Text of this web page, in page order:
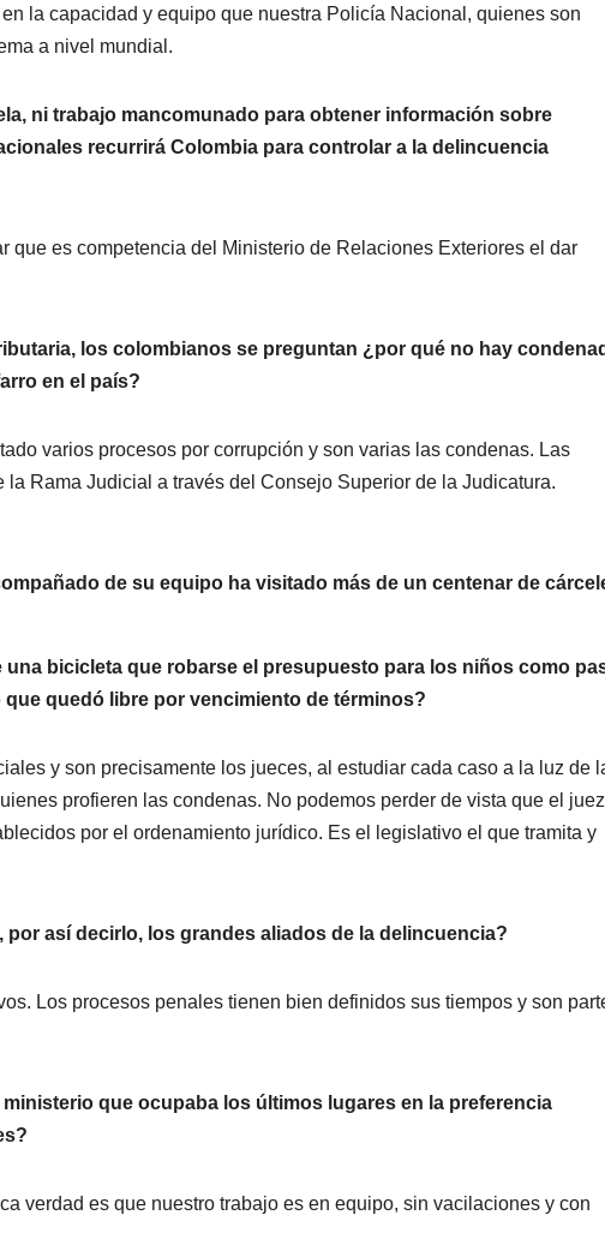
la capacidad y equipo que nuestra Policía Nacional, quienes son
a nivel mundial.
ni trabajo mancomunado para obtener información sobre
recurrirá Colombia para controlar a la delincuencia
que es competencia del Ministerio de Relaciones Exteriores el dar
los colombianos se preguntan ¿por qué no hay
en el país?
varios procesos por corrupción y son varias las condenas. Las
Rama Judicial a través del Consejo Superior de la Judicatura.
de su equipo ha visitado más de un centenar de
bicicleta que robarse el presupuesto para los niños como
quedó libre por vencimiento de términos?
y son precisamente los jueces, al estudiar cada caso a la luz de
profieren las condenas. No podemos perder de vista que el
por el ordenamiento jurídico. Es el legislativo el que tramita y
así decirlo, los grandes aliados de la delincuencia?
Los procesos penales tienen bien definidos sus tiempos y son
que ocupaba los últimos lugares en la preferencia
verdad es que nuestro trabajo es en equipo, sin vacilaciones y con